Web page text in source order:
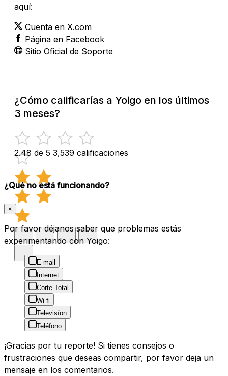
aquí:
Cuenta en X.com
Página en Facebook
Sitio Oficial de Soporte
¿Cómo calificarías a Yoigo en los últimos
3 meses?
2.48 de 5 3,539 calificaciones
¿Qué no está funcionando?
×
Por favor déjanos saber que problemas estás
experimentando con Yoigo:
E-mail
Internet
Corte Total
Wi-fi
Televisíon
Teléfono
¡Gracias por tu reporte! Si tienes consejos o
frustraciones que deseas compartir, por favor deja un
mensaje en los comentarios.